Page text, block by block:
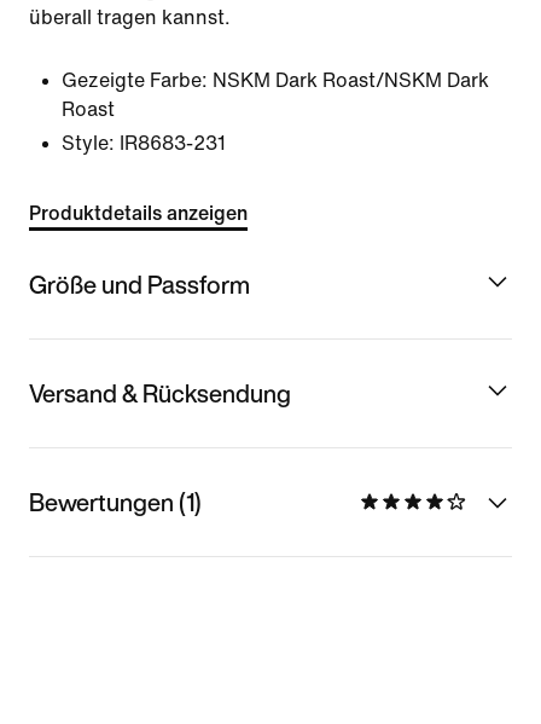
überall tragen kannst.
Gezeigte Farbe: NSKM Dark Roast/NSKM Dark
Roast
Style:
IR8683-231
Produktdetails anzeigen
Größe und Passform
Versand & Rücksendung
Bewertungen (1)